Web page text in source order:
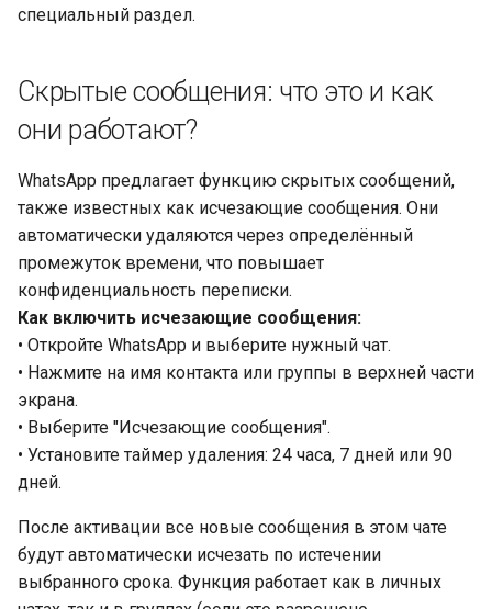
специальный раздел.
Скрытые сообщения: что это и как
они работают?
WhatsApp предлагает функцию скрытых сообщений,
также известных как исчезающие сообщения. Они
автоматически удаляются через определённый
промежуток времени, что повышает
конфиденциальность переписки.
Как включить исчезающие сообщения:
• Откройте WhatsApp и выберите нужный чат.
• Нажмите на имя контакта или группы в верхней части
экрана.
• Выберите "Исчезающие сообщения".
• Установите таймер удаления: 24 часа, 7 дней или 90
дней.
После активации все новые сообщения в этом чате
будут автоматически исчезать по истечении
выбранного срока. Функция работает как в личных